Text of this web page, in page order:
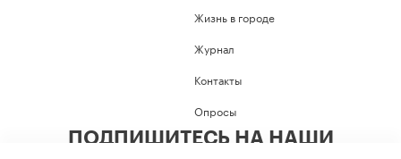
Жизнь в городе
Журнал
Контакты
Опросы
ПОДПИШИТЕСЬ НА НАШИ